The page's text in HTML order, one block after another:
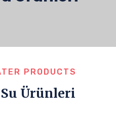
PRODUCTS
Ürünleri